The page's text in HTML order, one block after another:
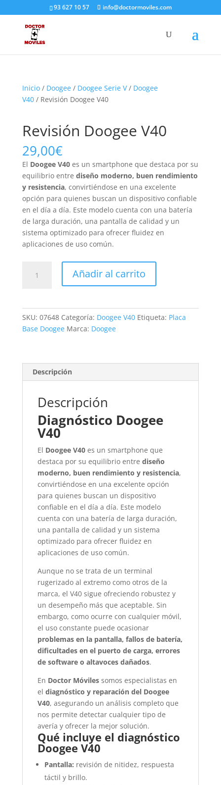
93 627 10 57 info@doctormoviles.com
Inicio/ Doogee/ Doogee Serie V/ Doogee
V40/ Revisión Doogee V40
Revisión Doogee V40
29,00€
El Doogee V40es un smartphone que destaca por su
equilibrio entre diseño moderno, buen rendimiento
y resistencia, convirtiéndose en una excelente
opción para quienes buscan un dispositivo confiable
en el día a día. Este modelo cuenta con una batería
de larga duración, una pantalla de calidad y un
sistema optimizado para ofrecer fluidez en
aplicaciones de uso común.
Doogee
Añadir al carrito
SKU: 07648 Categoría: Doogee V40 Etiqueta: Placa
Base Doogee Marca: Doogee
Descripción
Descripción
Diagnóstico Doogee
V40
El Doogee V40es un smartphone que
destaca por su equilibrio entre diseño
moderno, buen rendimiento y resistencia,
convirtiéndose en una excelente opción
para quienes buscan un dispositivo
confiable en el día a día. Este modelo
cuenta con una batería de larga duración,
una pantalla de calidad y un sistema
optimizado para ofrecer fluidez en
aplicaciones de uso común.
Aunque no se trata de un terminal
rugerizado al extremo como otros de la
marca, el V40 sigue ofreciendo robustez y
un desempeño más que aceptable. Sin
embargo, como ocurre con cualquier móvil,
el uso constante puede ocasionar
problemas en la pantalla, fallos de batería,
dificultades en el puerto de carga, errores
de software o altavoces dañados.
En Doctor Móvilessomos especialistas en
el diagnóstico y reparación del Doogee
V40, asegurando un análisis completo que
nos permite detectar cualquier tipo de
avería y ofrecer la mejor solución.
Qué incluye el diagnóstico
Doogee V40
Pantalla: revisión de nitidez, respuesta
táctil y brillo.